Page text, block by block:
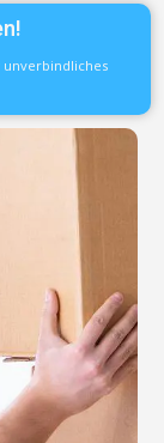
unverbindliches